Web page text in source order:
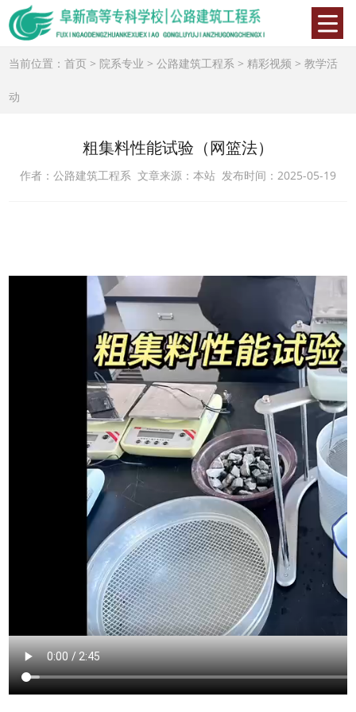
当前位置：首页 > 院系专业 >公路建筑工程系 >精彩视频 >教学活
动
粗集料性能试验（网篮法）
作者：公路建筑工程系 文章来源：本站 发布时间：2025-05-19